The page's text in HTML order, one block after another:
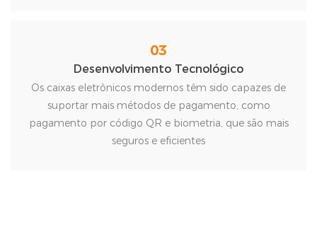
03
Desenvolvimento Tecnológico
Os caixas eletrônicos modernos têm sido capazes de
suportar mais métodos de pagamento, como
pagamento por código QR e biometria, que são mais
seguros e eficientes